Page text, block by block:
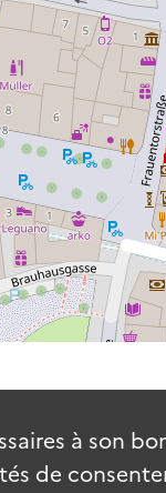
à son
de